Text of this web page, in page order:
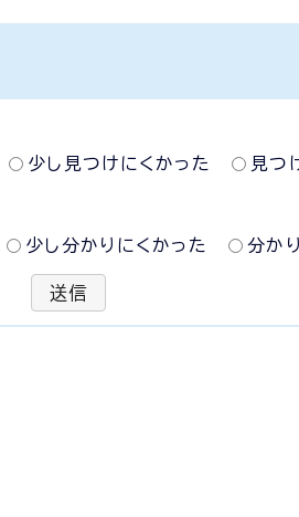
少し見つけにくかった 見つ
少し分かりにくかった 分か
送信